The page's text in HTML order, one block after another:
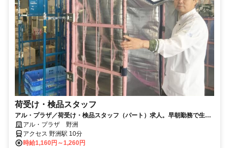
荷受け・検品スタッフ
アル・プラザ／荷受け・検品スタッフ（パート）求人。早朝勤務で生活
リズムも整う仕事です
アル・プラザ 野洲
アクセス 野洲駅 10分
時給1,160円～1,260円